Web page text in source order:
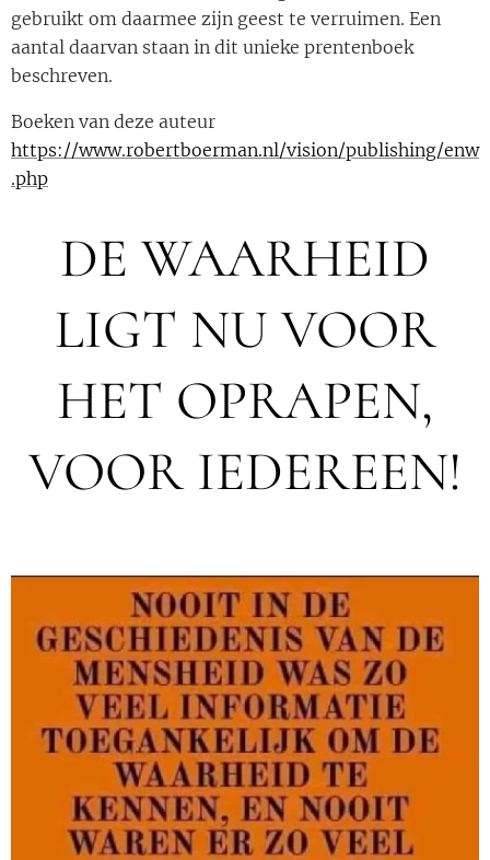
gebruikt om daarmee zijn geest te verruimen. Een
aantal daarvan staan in dit unieke prentenboek
beschreven.
Boeken van deze auteur
https://www.robertboerman.nl/vision/publishing/enw
.php
DE WAARHEID
LIGT NU VOOR
HET OPRAPEN,
VOOR IEDEREEN!